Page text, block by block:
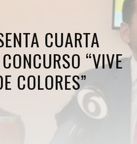
CUARTA
“VIVE
COLORES”